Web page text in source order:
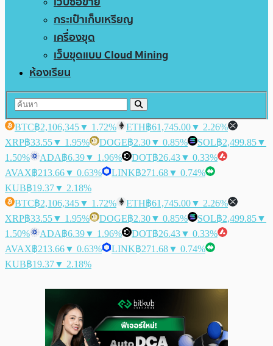
กระเป๋าเก็บเหรียญ
เครื่องขุด
เว็บขุดแบบ Cloud Mining
ห้องเรียน
BTC฿2,106,345▼ 1.72% ETH฿61,745.00▼ 2.26%
XRP฿33.55▼ 1.95% DOGE฿2.30▼ 0.85% SOL฿2,499.85▼
1.50%
ADA฿6.39▼ 1.96% DOT฿26.43▼ 0.33%
AVAX฿213.66▼ 0.63% LINK฿271.68▼ 0.74%
KUB฿19.37▼ 2.18%
BTC฿2,106,345▼ 1.72% ETH฿61,745.00▼ 2.26%
XRP฿33.55▼ 1.95% DOGE฿2.30▼ 0.85% SOL฿2,499.85▼
1.50%
ADA฿6.39▼ 1.96% DOT฿26.43▼ 0.33%
AVAX฿213.66▼ 0.63% LINK฿271.68▼ 0.74%
KUB฿19.37▼ 2.18%